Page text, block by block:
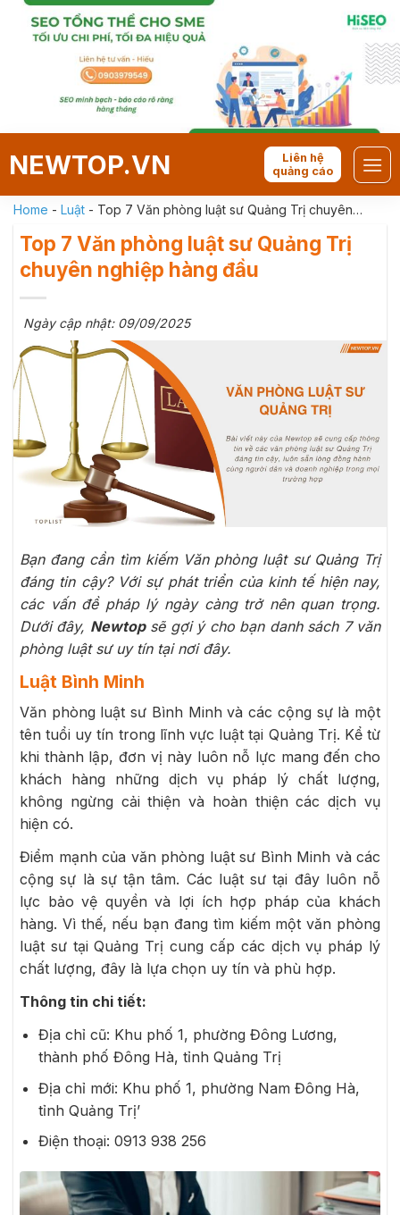
Skip
NEWTOP.VN
Liên hệ
quảng cáo
Home - Luật - Top 7 Văn phòng luật sư Quảng Trị chuyên
Top 7 Văn phòng luật sư Quảng Trị
chuyên nghiệp hàng đầu
Ngày cập nhật: 09/09/2025
Bạn đang cần tìm kiếm Văn phòng luật sư Quảng Trị
đáng tin cậy? Với sự phát triển của kinh tế hiện nay,
các vấn đề pháp lý ngày càng trở nên quan trọng.
Dưới đây, Newtopsẽ gợi ý cho bạn danh sách 7 văn
phòng luật sư uy tín tại nơi đây.
Luật Bình Minh
Văn phòng luật sư Bình Minh và các cộng sự là một
tên tuổi uy tín trong lĩnh vực luật tại Quảng Trị. Kể từ
khi thành lập, đơn vị này luôn nỗ lực mang đến cho
khách hàng những dịch vụ pháp lý chất lượng,
không ngừng cải thiện và hoàn thiện các dịch vụ
hiện có.
Điểm mạnh của văn phòng luật sư Bình Minh và các
cộng sự là sự tận tâm. Các luật sư tại đây luôn nỗ
lực bảo vệ quyền và lợi ích hợp pháp của khách
hàng. Vì thế, nếu bạn đang tìm kiếm một văn phòng
luật sư tại Quảng Trị cung cấp các dịch vụ pháp lý
chất lượng, đây là lựa chọn uy tín và phù hợp.
Thông tin chi tiết:
Địa chỉ cũ: Khu phố 1, phường Đông Lương,
thành phố Đông Hà, tỉnh Quảng Trị
Địa chỉ mới: Khu phố 1, phường Nam Đông Hà,
tỉnh Quảng Trị’
Điện thoại: 0913 938 256